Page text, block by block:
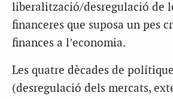
liberalització/desregulació de
financeres que suposa un pes
finances a l’economia.
Les quatre dècades de
(desregulació dels mercats,